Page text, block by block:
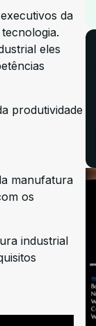
da
eles
produtividade
manufatura
os
industrial